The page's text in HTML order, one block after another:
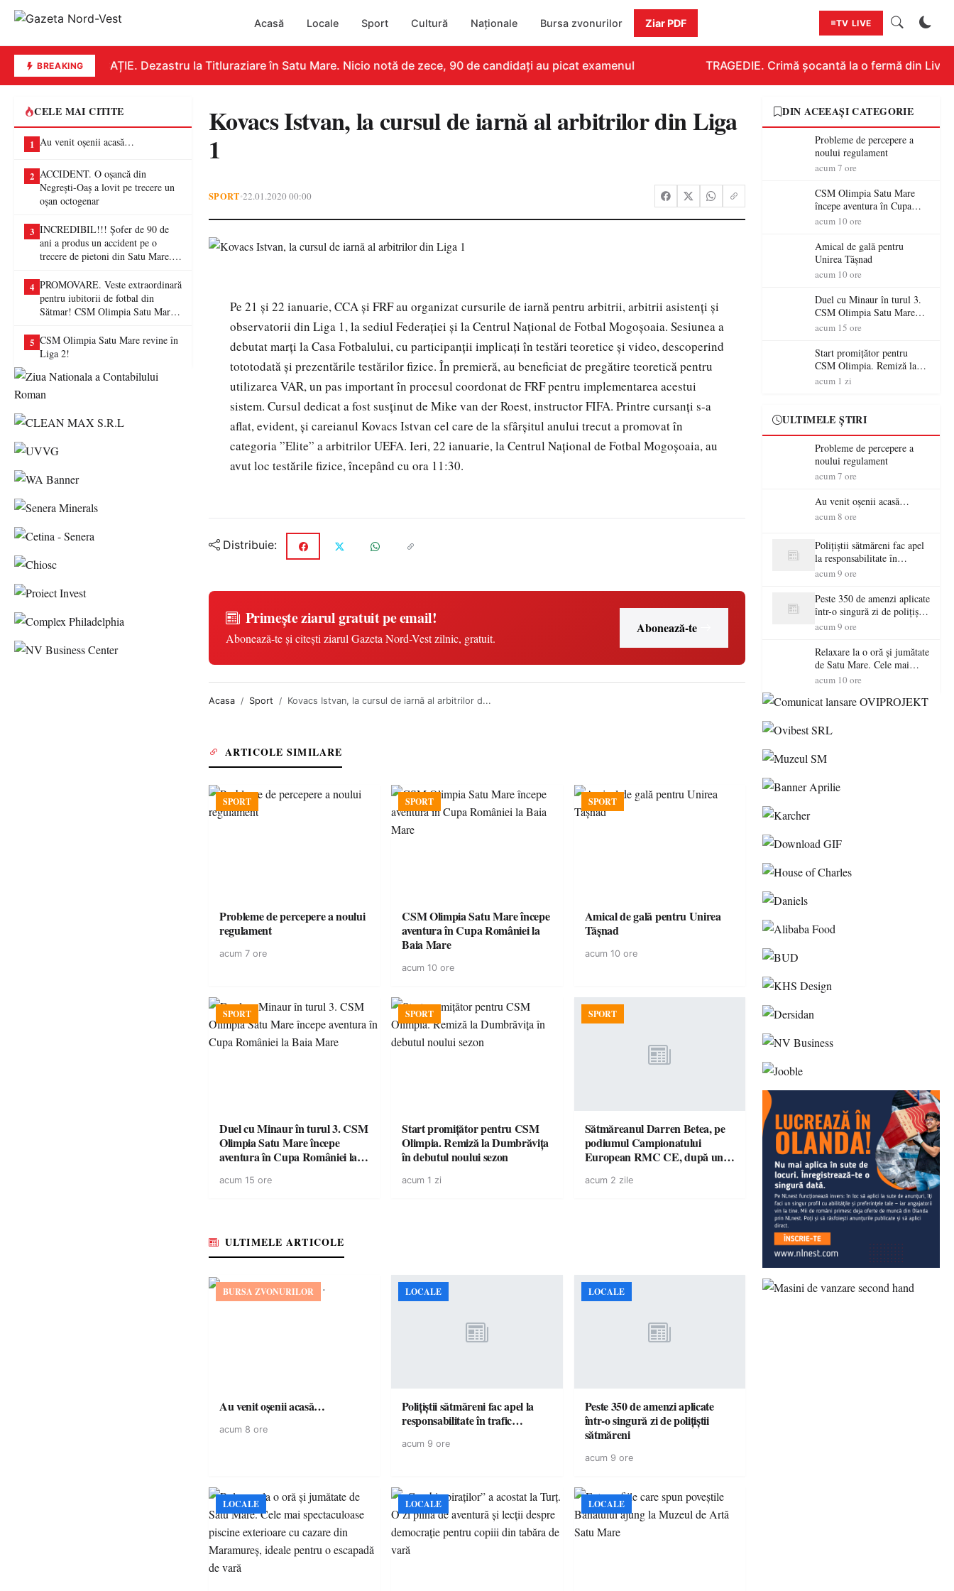
Acasă Locale Sport Cultură Naționale Bursa zvonurilor Ziar PDF TV LIVE
BREAKINGEDUCAȚIE. Dezastru la Titluraziare în Satu Mare. Nicio notă de zece, 90 de candidați au picat examenul TRAGEDIE. Crimă șocantă la o fermă din
CELE MAI CITITE
1 Au venit oșenii acasă…
2 ACCIDENT. O oșancă din
Negrești-Oaș a lovit pe trecere un
oșan octogenar
3 INCREDIBIL!!! Șofer de 90 de
ani a produs un accident pe o
trecere de pietoni din Satu Mare. O
4 PROMOVARE. Veste extraordinară
pentru iubitorii de fotbal din
Sătmar! CSM Olimpia Satu Mare
5 CSM Olimpia Satu Mare revine în
Liga 2!
Kovacs Istvan, la cursul de iarnă al arbitrilor din Liga
1
SPORT•22.01.2020 00:00
Pe 21 și 22 ianuarie, CCA și FRF au organizat cursurile de iarnă pentru arbitrii, arbitrii asistenți și
observatorii din Liga 1, la sediul Federației și la Centrul Național de Fotbal Mogoșoaia. Sesiunea a
debutat marți la Casa Fotbalului, cu participanții implicați în testări teoretice și video, descoperind
tototodată și prezentările testărilor fizice. În premieră, au beneficiat de pregătire teoretică pentru
utilizarea VAR, un pas important în procesul coordonat de FRF pentru implementarea acestui
sistem. Cursul dedicat a fost susținut de Mike van der Roest, instructor FIFA. Printre cursanți s-a
aflat, evident, și careianul Kovacs Istvan cel care de la sfârșitul anului trecut a promovat în
categoria ”Elite” a arbitrilor UEFA. Ieri, 22 ianuarie, la Centrul Național de Fotbal Mogoșoaia, au
avut loc testările fizice, începând cu ora 11:30.
Distribuie:
Primește ziarul gratuit pe email!
Abonează-te și citești ziarul Gazeta Nord-Vest zilnic, gratuit.
Abonează-te
Acasa Sport Kovacs Istvan, la cursul de iarnă al arbitrilor d...
ARTICOLE SIMILARE
SPORT
Probleme de percepere a noului
regulament
acum 7 ore
SPORT
CSM Olimpia Satu Mare începe
aventura în Cupa României la
Baia Mare
acum 10 ore
SPORT
Amical de gală pentru Unirea
Tășnad
acum 10 ore
SPORT
Duel cu Minaur în turul 3. CSM
Olimpia Satu Mare începe
aventura în Cupa României la
acum 15 ore
SPORT
Start promițător pentru CSM
Olimpia. Remiză la Dumbrăvița
în debutul noului sezon
acum 1 zi
SPORT
Sătmăreanul Darren Betea, pe
podiumul Campionatului
European RMC CE, după un
Räikkönen
acum 2 zile
ULTIMELE ARTICOLE
BURSA ZVONURILOR
Au venit oșenii acasă…
acum 8 ore
LOCALE
Polițiștii sătmăreni fac apel la
responsabilitate în trafic…
acum 9 ore
LOCALE
Peste 350 de amenzi aplicate
într-o singură zi de polițiștii
sătmăreni
acum 9 ore
LOCALE LOCALE LOCALE
DIN ACEEAȘI CATEGORIE
Probleme de percepere a
noului regulament
acum 7 ore
CSM Olimpia Satu Mare
începe aventura în Cupa
României la Baia Mare
acum 10 ore
Amical de gală pentru
Unirea Tășnad
acum 10 ore
Duel cu Minaur în turul 3.
CSM Olimpia Satu Mare
începe aventura în Cupa
acum 15 ore
Start promițător pentru
CSM Olimpia. Remiză la
Dumbrăvița în debutul
acum 1 zi
ULTIMELE ȘTIRI
Probleme de percepere a
noului regulament
acum 7 ore
Au venit oșenii acasă…
acum 8 ore
Polițiștii sătmăreni fac apel
la responsabilitate în
trafic…
acum 9 ore
Peste 350 de amenzi aplicate
într-o singură zi de polițiștii
sătmăreni
acum 9 ore
Relaxare la o oră și jumătate
de Satu Mare. Cele mai
spectaculoase piscine
Maramureș, ideale pentru o
acum 10 ore